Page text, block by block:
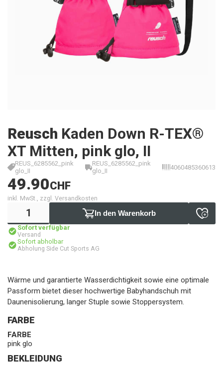
Reusch Kaden Down R-TEX®
XT Mitten, pink glo, II
REUS_6285562_pink
glo_II
REUS_6285562_pink
glo_II
4060485360613
49.90CHF
inkl. MwSt., zzgl. Versandkosten
In den Warenkorb
Sofort verfügbar
Versand
Sofort abholbar
Abholung Side Cut Sports AG
Wärme und garantierte Wasserdichtigkeit sowie eine optimale
Passform bietet dieser hochwertige Babyhandschuh mit
Daunenisolierung, langer Stuple sowie Stoppersystem.
FARBE
FARBE
pink glo
BEKLEIDUNG